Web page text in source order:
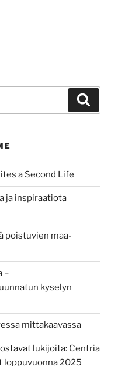
a Second Life
ja inspiraatiota
poistuvien maa-
–
kyselyn
mittakaavassa
lukijoita: Centria
2025